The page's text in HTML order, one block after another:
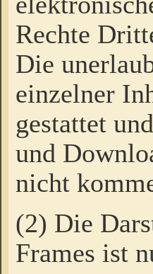
Rechte
Die
einzelner
gestattet
und
nicht
(2) Die
Frames ist